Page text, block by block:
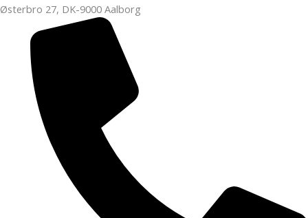
Østerbro 27, DK-9000 Aalborg